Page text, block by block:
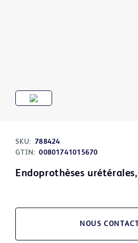
SKU:
788424
GTIN: 00801741015670
Endoprothèses
NOUS